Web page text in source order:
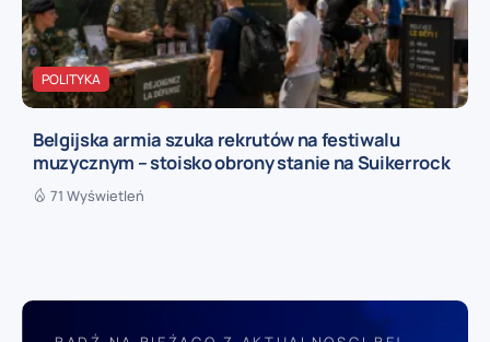
POLITYKA
Belgijska armia szuka rekrutów na festiwalu
muzycznym – stoisko obrony stanie na Suikerrock
71 Wyświetleń